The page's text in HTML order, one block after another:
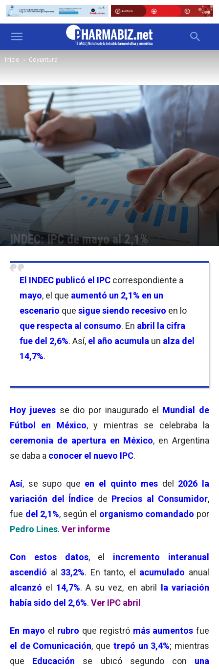
Inicio Coyuntura
INDEC: IPC de mayo al 2,1%
El INDEC publicó el IPC correspondiente a
mayo, el que aumentó un 2,1% en un
escenario que sigue siendo recesivo en lo
que respecta al consumo. En abril la cifra
fue del 2,6%. Así, el año acumula un alza del
14,7%.
Hoy juevesse dio por inaugurado el Mundial de
Fútbol en México, y mientras se celebraba la
ceremonia de apertura en México, en Argentina
se daba a conocer el nuevo IPC.
Así, se supo que en el quinto mes del 2026 la
variación del Índice de Precios al Consumidor,
fue del 2,1%, según el organismo comandado por
Pedro Lines. Ver informe
Con estos datos, el
incremento interanual
ascendió al 33,2%. En tanto, el acumulado anual
alcanzó el 14,7%. A su vez, en abril
la variación
había sido del 2,6%. Ver IPC abril
En mayo el rubro que registró más aumentos fue
el de Comunicación, que trepó un 3,4%; mientras
que Educación se ubicó segundo con una